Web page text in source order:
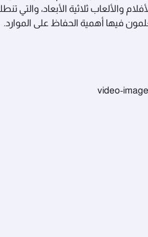
والألعاب ثلاثية الأبعاد، والتي
فيها أهمية الحفاظ على الموارد.